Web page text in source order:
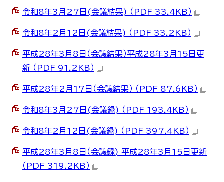
令和8年3月27日(会議結果) （PDF 33.4KB）
令和8年2月12日(会議結果) （PDF 33.2KB）
平成28年3月8日（会議結果）平成28年3月15日更
新 （PDF 91.2KB）
平成28年2月17日（会議結果） （PDF 87.6KB）
令和8年3月27日(会議録) （PDF 193.4KB）
令和8年2月12日(会議録) （PDF 397.4KB）
平成28年3月8日（会議録) 平成28年3月15日更新
（PDF 319.2KB）